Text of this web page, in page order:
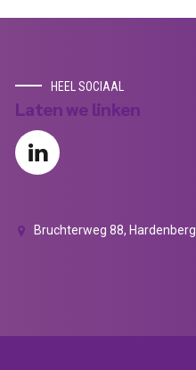
HEEL SOCIAAL
Laten we linken
Bruchterweg 88, Hardenberg